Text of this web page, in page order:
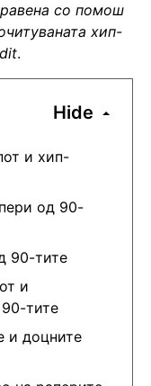
со помош
хип-
.
Hide
и хип-
од 90-
90-тите
и
тите
и доцните